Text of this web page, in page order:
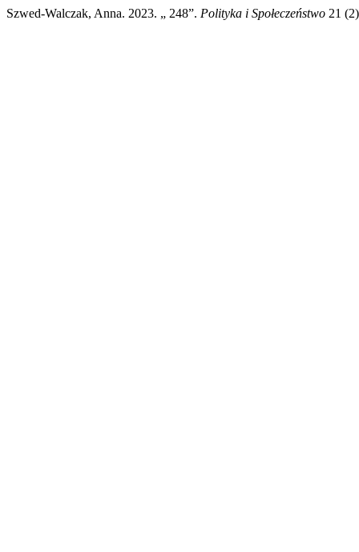
Szwed-Walczak, Anna. 2023. „ 248”. Polityka i Społeczeństwo 21